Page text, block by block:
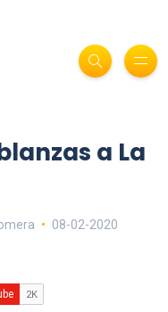
a La
08-02-2020